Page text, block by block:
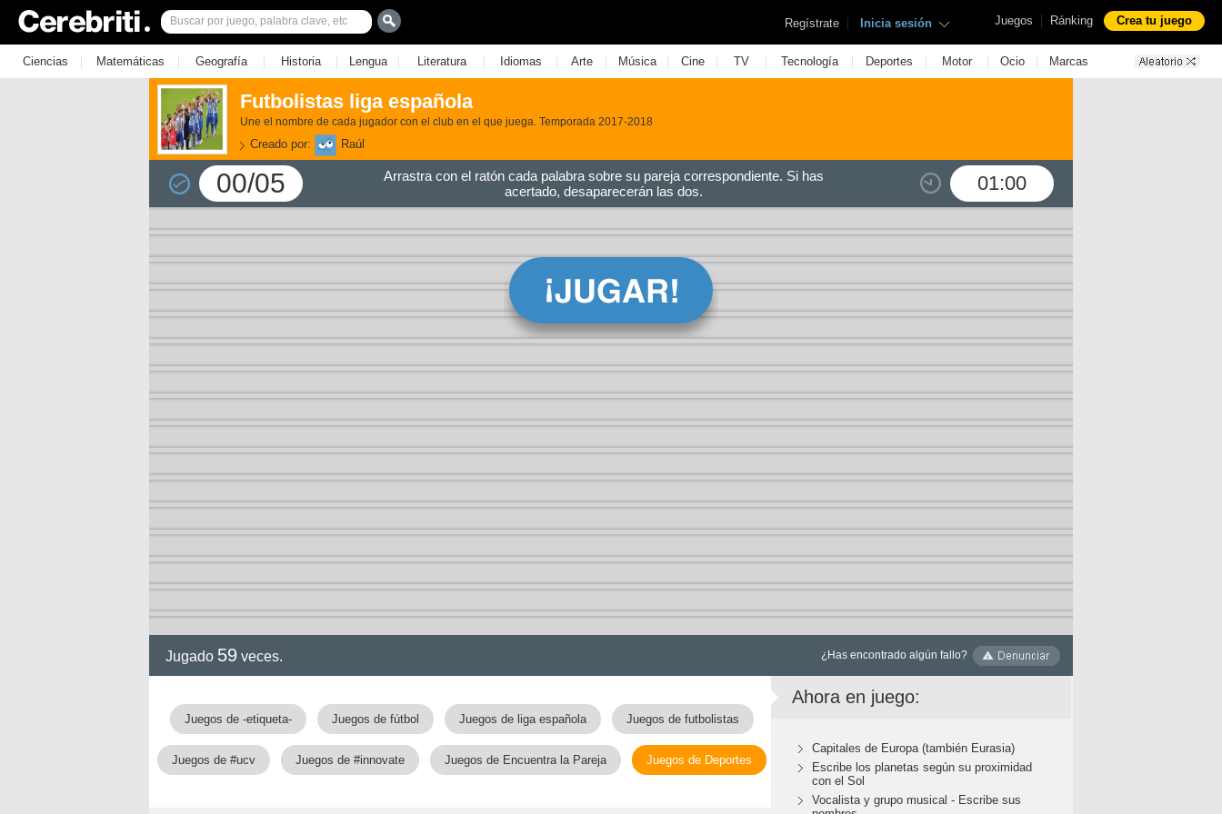
Juegos | Ránking Crea tu juego
Regístrate | Inicia sesión
Ciencias | Matemáticas | Geografía | Historia | Lengua | Literatura | Idiomas | Arte | Música | Cine | TV | Tecnología | Deportes | Motor | Ocio | Marcas
Futbolistas liga española
Une el nombre de cada jugador con el club en el que juega. Temporada 2017-2018
Creado por: Raúl
00/05 01:00
Arrastra con el ratón cada palabra sobre su pareja correspondiente. Si has
acertado, desaparecerán las dos.
Jugado 59 veces. ¿Has encontrado algún fallo?
Juegos de -etiqueta- Juegos de fútbol Juegos de liga española Juegos de futbolistas
Juegos de #ucv Juegos de #innovate Juegos de Encuentra la Pareja Juegos de Deportes
Ahora en juego:
Capitales de Europa (también Eurasia)
Escribe los planetas según su proximidad
con el Sol
Vocalista y grupo musical - Escribe sus